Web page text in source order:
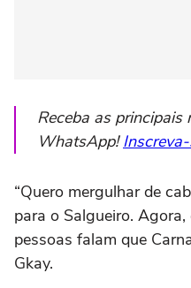
Receba as principais
WhatsApp!
“Quero mergulhar de
para o Salgueiro.
pessoas falam que
Gkay.